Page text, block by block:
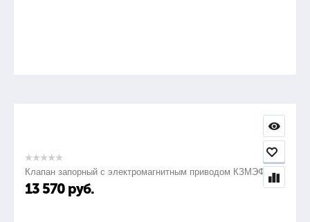
Клапан запорный с электромагнитным приводом КЗМЭФ
13 570 руб.